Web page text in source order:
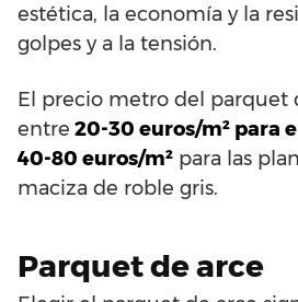
estética, la economía y la
golpes y a la tensión.
El precio metro del parquet
entre 20-30 euros/m² para
40-80 euros/m² para las
maciza de roble gris.
Parquet de arce